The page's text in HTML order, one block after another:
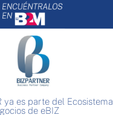
ya es parte del Ecosistema
de eBIZ